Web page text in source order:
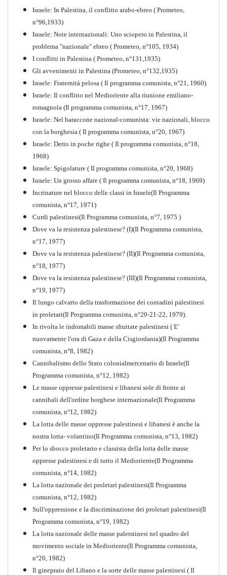
Storia della Sinistra
Comunista V
Perchè la Russia non era
comunista
Quaderno n°10
1917-2017 Ieri Oggi Domani
PDF Quaderno n°9
Israele: In Palestina, il conflitto arabo-ebreo ( Prometeo,
n°96,1933)
Israele: Note internazionali: Uno sciopero in Palestina, il
problema "nazionale" ebreo ( Prometeo, n°105, 1934)
I conflitti in Palestina ( Prometeo, n°131,1935)
Gli avvenimenti in Palestina (Prometeo, n°132,1935)
Israele: Fraternità pelosa ( Il programma comunista, n°21, 1960)
Israele: Il conflitto nel Medioriente alla riunione emiliano-
romagnola (Il programma comunista, n°17, 1967)
Israele: Nel baraccone nazional-comunista: vie nazionali, blocco
con la borghesia ( Il programma comunista, n°20, 1967)
Israele: Detto in poche righe ( Il programma comunista, n°18,
1968)
Israele: Spigolature ( Il programma comunista, n°20, 1968)
Israele: Un grosso affare ( Il programma comunista, n°18, 1969)
Incrinature nel blocco delle classi in Israele(Il Programma
comunista, n°17, 1971)
Curdi palestinesi(Il Programma comunista, n°7, 1975 )
Dove va la resistenza palestinese? (I)(Il Programma comunista,
n°17, 1977)
Dove va la resistenza palestinese? (II)(Il Programma comunista,
n°18, 1977)
Dove va la resistenza palestinese? (III)(Il Programma comunista,
n°19, 1977)
Il lungo calvario della trasformazione dei contadini palestinesi
in proletari(Il Programma comunista, n°20-21-22, 1979).
In rivolta le indomabili masse sfruttate palestinesi ( E'
nuovamente l'ora di Gaza e della Cisgiordania)(Il Programma
comunista, n°8, 1982)
Cannibalismo dello Stato colonialmercenario di Israele(Il
Programma comunista, n°12, 1982)
Le masse oppresse palestinesi e libanesi sole di fronte ai
cannibali dell'ordine borghese internazionale(Il Programma
comunista, n°12, 1982)
La lotta delle masse oppresse palestinesi e libanesi è anche la
nostra lotta- volantino(Il Programma comunista, n°13, 1982)
Per lo sbocco proletario e classista della lotta delle masse
oppresse palestinesi e di tutto il Medioriente(Il Programma
comunista, n°14, 1982)
La lotta nazionale dei proletari palestinesi(Il Programma
comunista, n°12, 1982)
Sull'oppressione e la discriminazione dei proletari palestinesi(Il
Programma comunista, n°19, 1982)
La lotta nazionale delle masse palerstinesi nel quadro del
movimento sociale in Medioriente(Il Programma comunista,
n°20, 1982)
Il ginepraio del Libano e la sorte delle masse palestinesi ( Il